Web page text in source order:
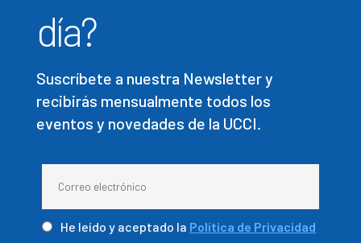
día?
Suscríbete a nuestra Newsletter y
recibirás mensualmente todos los
eventos y novedades de la UCCI.
He leído y aceptado la Política de Privacidad